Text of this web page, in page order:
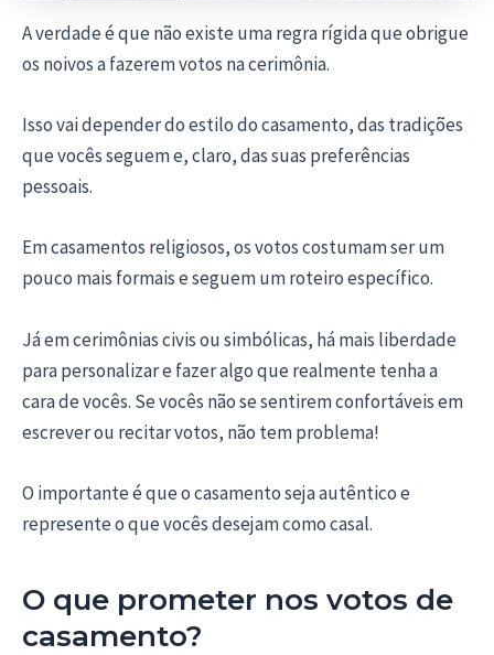
A verdade é que não existe uma regra rígida que obrigue
os noivos a fazerem votos na cerimônia.
Isso vai depender do estilo do casamento, das tradições
que vocês seguem e, claro, das suas preferências
pessoais.
Em casamentos religiosos, os votos costumam ser um
pouco mais formais e seguem um roteiro específico.
Já em cerimônias civis ou simbólicas, há mais liberdade
para personalizar e fazer algo que realmente tenha a
cara de vocês. Se vocês não se sentirem confortáveis em
escrever ou recitar votos, não tem problema!
O importante é que o casamento seja autêntico e
represente o que vocês desejam como casal.
O que prometer nos votos de
casamento?